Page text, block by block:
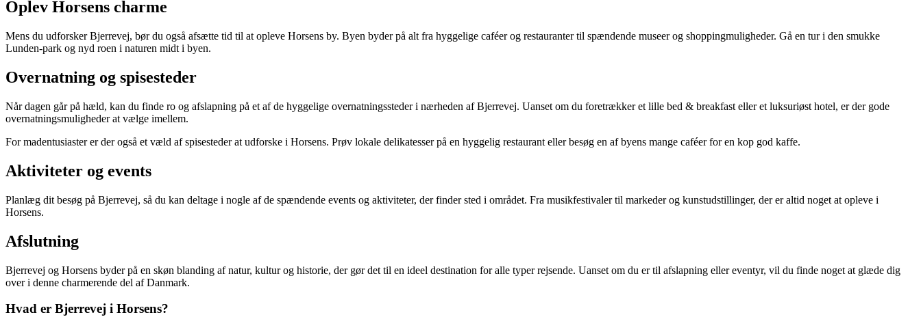
Oplev Horsens charme
Mens du udforsker Bjerrevej, bør du også afsætte tid til at opleve Horsens by. Byen byder på alt fra hyggelige caféer og restauranter til spændende museer og shoppingmuligheder. Gå en tur i den smukke
Lunden-park og nyd roen i naturen midt i byen.
Overnatning og spisesteder
Når dagen går på hæld, kan du finde ro og afslapning på et af de hyggelige overnatningssteder i nærheden af Bjerrevej. Uanset om du foretrækker et lille bed & breakfast eller et luksuriøst hotel, er der gode
overnatningsmuligheder at vælge imellem.
For madentusiaster er der også et væld af spisesteder at udforske i Horsens. Prøv lokale delikatesser på en hyggelig restaurant eller besøg en af byens mange caféer for en kop god kaffe.
Aktiviteter og events
Planlæg dit besøg på Bjerrevej, så du kan deltage i nogle af de spændende events og aktiviteter, der finder sted i området. Fra musikfestivaler til markeder og kunstudstillinger, der er altid noget at opleve i
Horsens.
Afslutning
Bjerrevej og Horsens byder på en skøn blanding af natur, kultur og historie, der gør det til en ideel destination for alle typer rejsende. Uanset om du er til afslapning eller eventyr, vil du finde noget at glæde dig
over i denne charmerende del af Danmark.
Hvad er Bjerrevej i Horsens?